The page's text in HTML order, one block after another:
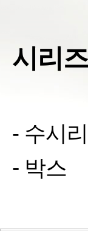
시리
- 수시
- 박스